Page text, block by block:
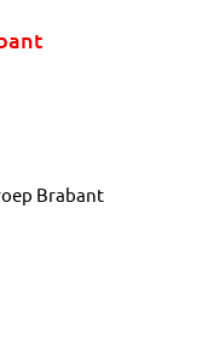
Brabant